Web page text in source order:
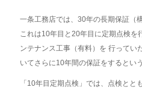
一条工務店では、30年の長期保証（
これは10年目と20年目に定期点検を
ンテナンス工事（有料）を 行ってい
いてさらに10年間の保証をするとい
「10年目定期点検」では、点検とと